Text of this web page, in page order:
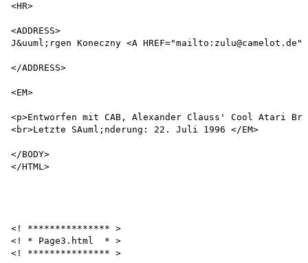
<HR>
<ADDRESS>
J&uuml;rgen Koneczny <A
</ADDRESS>
<EM>
<p>Entworfen mit CAB, Alexander Clauss' Cool Atari
<br>Letzte SAuml;nderung: 22. Juli 1996 </EM>
</BODY>
</HTML>
<! *************** >
<! * Page3.html  * >
<! *************** >